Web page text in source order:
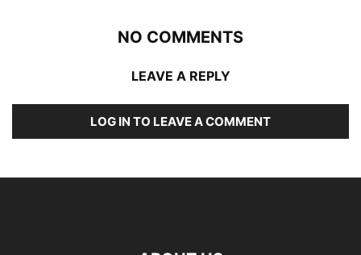
NO COMMENTS
LEAVE A REPLY
LOG IN TO LEAVE A COMMENT